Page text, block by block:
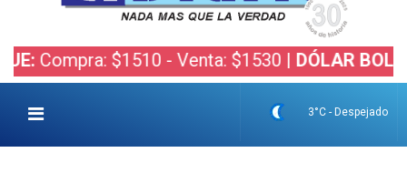
$1510 - Venta: $1530 |DÓLAR BOLSA:
3°C - Despejado